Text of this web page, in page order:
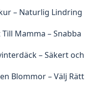
– Naturlig Lindring
Mamma – Snabba
– Säkert och
Blommor – Välj Rätt